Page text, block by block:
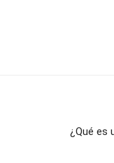
¿Qué es